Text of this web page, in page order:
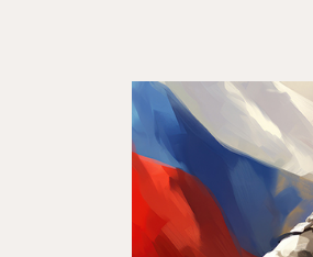
Афиша
Театр турында